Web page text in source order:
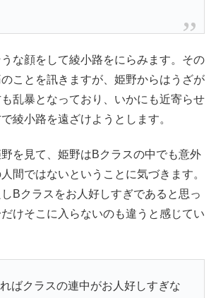
な顔をして綾小路をにらみます。その
ことを訊きますが、姫野からはうざが
乱暴となっており、いかにも近寄らせ
綾小路を遠ざけようとします。
を見て、姫野はBクラスの中でも意外
間ではないということに気づきます。
Bクラスをお人好しすぎであると思っ
けそこに入らないのも違うと感じてい
ればクラスの連中がお人好しすぎな